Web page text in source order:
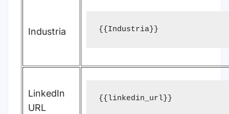
Industria {{Industria}}
LinkedIn
URL
{{linkedin_url}}